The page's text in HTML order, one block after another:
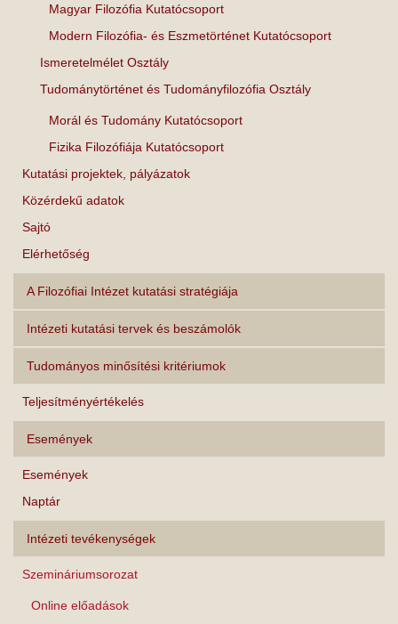
Magyar Filozófia Kutatócsoport
Modern Filozófia- és Eszmetörténet Kutatócsoport
Ismeretelmélet Osztály
Tudománytörténet és Tudományfilozófia Osztály
Morál és Tudomány Kutatócsoport
Fizika Filozófiája Kutatócsoport
Kutatási projektek, pályázatok
Közérdekű adatok
Sajtó
Elérhetőség
A Filozófiai Intézet kutatási stratégiája
Intézeti kutatási tervek és beszámolók
Tudományos minősítési kritériumok
Teljesítményértékelés
Események
Események
Naptár
Intézeti tevékenységek
Szemináriumsorozat
Online előadások